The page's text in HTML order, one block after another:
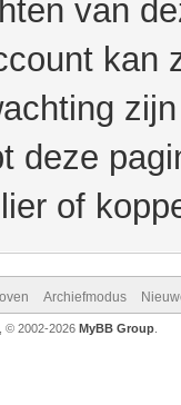
van
kan
deze
of
Archiefmodus
, © 2002-2026 MyBB Group